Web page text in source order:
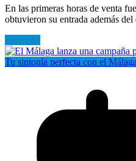
En las primeras horas de venta
obtuvieron su entrada además
Leer más
Tu sintonía perfecta con el